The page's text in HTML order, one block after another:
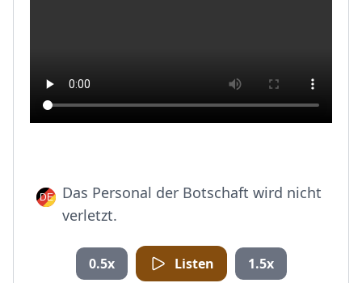
Das Personal der Botschaft wird nicht
verletzt.
0.5x Listen 1.5x